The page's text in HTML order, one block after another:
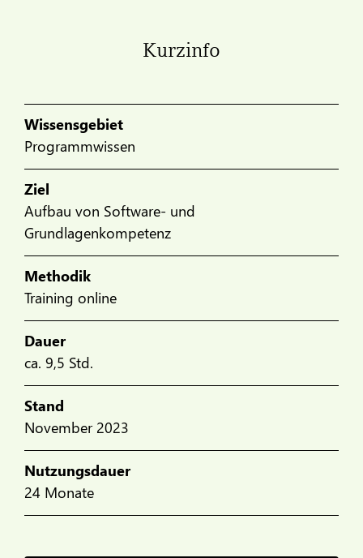
Kurzinfo
Wissensgebiet
Programmwissen
Ziel
Aufbau von Software- und
Grundlagenkompetenz
Methodik
Training online
Dauer
ca. 9,5 Std.
Stand
November 2023
Nutzungsdauer
24 Monate